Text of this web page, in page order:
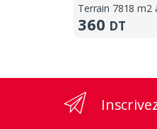
Terrain 7818 m2
360 DT